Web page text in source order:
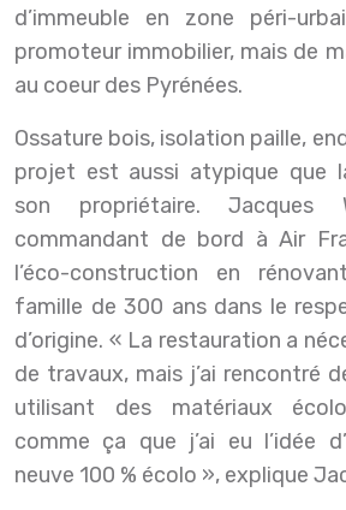
d’immeuble en zone péri-
promoteur immobilier, mais de
au coeur des Pyrénées.
Ossature bois, isolation paille,
projet est aussi atypique que
son propriétaire.
commandant de bord à Air
l’éco-construction en
famille de 300 ans dans le
d’origine. « La restauration a
de travaux, mais j’ai rencontré
utilisant des matériaux
comme ça que j’ai eu l’idée
neuve 100 % écolo », explique